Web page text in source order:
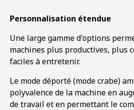
Personnalisation étendue
Une large gamme d'options
machines plus productives, plus
faciles à entretenir.
Le mode déporté (mode crabe)
polyvalence de la machine en
de travail et en permettant le